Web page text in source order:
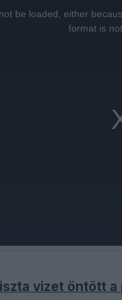
be loaded, either
format is
vizet öntött